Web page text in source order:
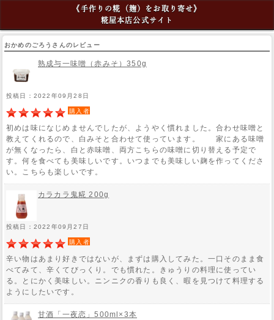
《手作りの糀（麹）をお取り寄せ》
糀屋本店公式サイト
おかめのごろうさんのレビュー
熟成与一味噌（赤みそ）350g
投稿日：2022年09月28日
購入者
初めは味になじめませんでしたが、ようやく慣れました。合わせ味噌と
教えてくれるので、白みそと合わせて使っています。 家にある味噌
が無くなったら、白と赤味噌、両方こちらの味噌に切り替える予定で
す。何を食べても美味しいです。いつまでも美味しい麹を作ってくださ
い。こちらも楽しいです。
カラカラ鬼糀 200g
投稿日：2022年09月27日
購入者
辛い物はあまり好きではないが、まずは購入してみた。一口そのまま食
べてみて、辛くてびっくり。でも慣れた。きゅうりの料理に使ってい
る。とにかく美味しい。ニンニクの香りも良く、暇を見つけて料理する
ようにしたいです。
甘酒「一夜恋」500ml×3本